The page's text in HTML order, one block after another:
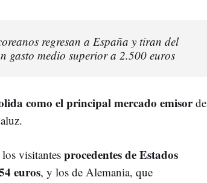
regresan a España y tiran del
gasto medio superior a 2.500 euros
como el principal mercado emisorde
visitantes procedentes de Estados
euros, y los de Alemania, que